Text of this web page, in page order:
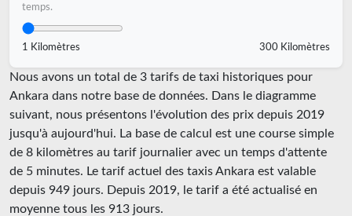
temps.
1 Kilomètres 300 Kilomètres
Nous avons un total de 3 tarifs de taxi historiques pour
Ankara dans notre base de données. Dans le diagramme
suivant, nous présentons l'évolution des prix depuis 2019
jusqu'à aujourd'hui. La base de calcul est une course simple
de 8 kilomètres au tarif journalier avec un temps d'attente
de 5 minutes. Le tarif actuel des taxis Ankara est valable
depuis 949 jours. Depuis 2019, le tarif a été actualisé en
moyenne tous les 913 jours.